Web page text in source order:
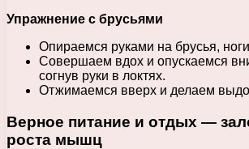
Упражнение с брусьями
Опираемся руками на брусья,
Совершаем вдох и опускаемся
согнув руки в локтях.
Отжимаемся вверх и делаем
Верное питание и отдых —
роста мышц